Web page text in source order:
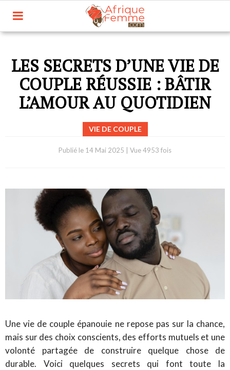
LES SECRETS D’UNE VIE DE
COUPLE RÉUSSIE : BÂTIR
L’AMOUR AU QUOTIDIEN
VIE DE COUPLE
Publié le 14 Mai 2025 Vue 4953 fois
Une vie de couple épanouie ne repose pas sur la chance,
mais sur des choix conscients, des efforts mutuels et une
volonté partagée de construire quelque chose de
durable. Voici quelques secrets qui font toute la